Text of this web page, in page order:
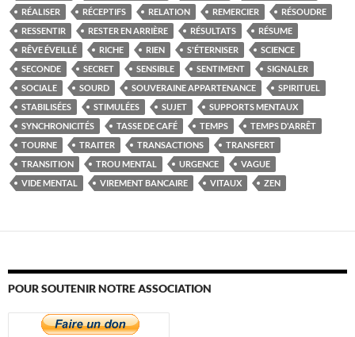
RÉALISER
RÉCEPTIFS RELATION REMERCIER
RÉSOUDRE
RESSENTIR
RESTER EN ARRIÈRE RÉSULTATS
RÉSUME
RÊVE ÉVEILLÉ
RICHE RIEN S'ÉTERNISER
SCIENCE
SECONDE
SECRET SENSIBLE SENTIMENT
SIGNALER
SOCIALE
SOURD SOUVERAINE APPARTENANCE
SPIRITUEL
STABILISÉES
STIMULÉES SUJET
SUPPORTS MENTAUX
SYNCHRONICITÉS
TASSE DE CAFÉ TEMPS
TEMPS D'ARRÊT
TOURNE
TRAITER TRANSACTIONS
TRANSFERT
TRANSITION
TROU MENTAL URGENCE
VAGUE
VIDE MENTAL
VIREMENT BANCAIRE VITAUX ZEN
POUR SOUTENIR NOTRE ASSOCIATION